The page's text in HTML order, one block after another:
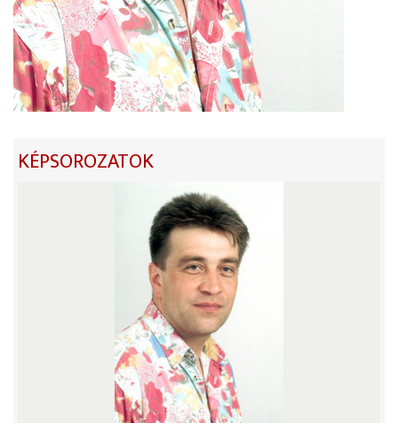
KÉPSOROZATOK